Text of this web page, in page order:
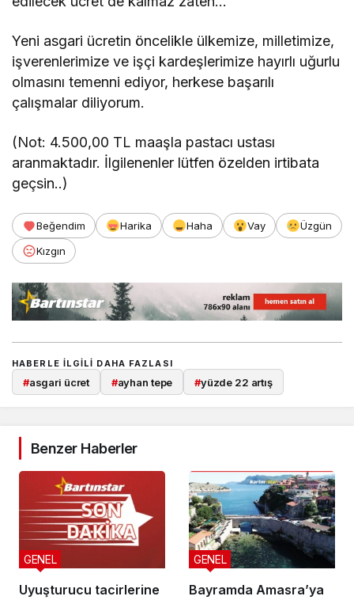
Yeni asgari ücretin öncelikle ülkemize, milletimize,
işverenlerimize ve işçi kardeşlerimize hayırlı uğurlu
olmasını temenni ediyor, herkese başarılı
çalışmalar diliyorum.
(Not: 4.500,00 TL maaşla pastacı ustası
aranmaktadır. İlgilenenler lütfen özelden irtibata
geçsin..)
Beğendim Harika Haha Vay
Üzgün
Kızgın
HABERLE ILGILI DAHA FAZLASI
#asgari ücret #ayhan tepe #yüzde 22 artış
Benzer Haberler
Uyuşturucu tacirlerine
GENEL
Bayramda Amasra’ya
GENEL